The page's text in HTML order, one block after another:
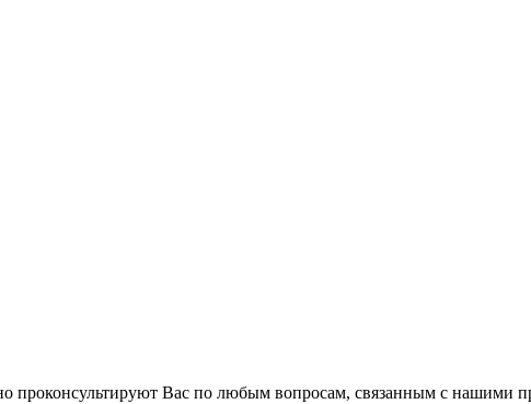
проконсультируют Вас по любым вопросам, связанным с нашими